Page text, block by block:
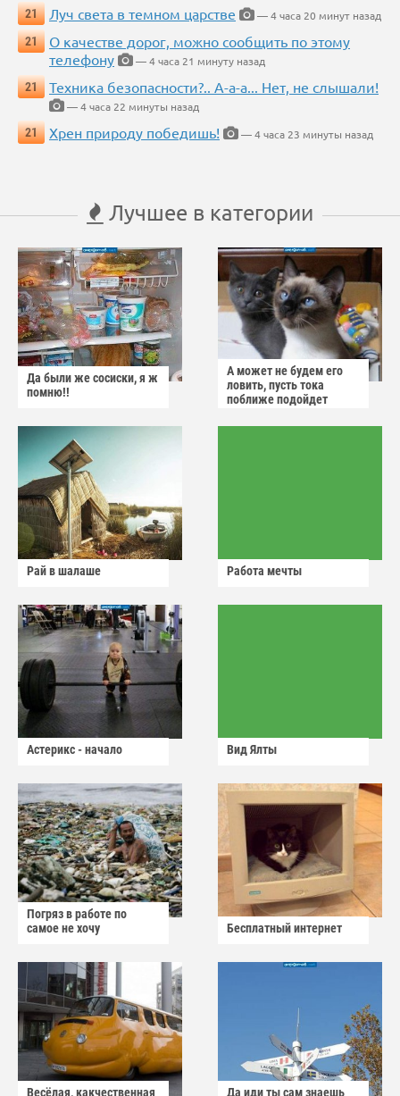
21
Луч света в темном царстве
— 4 часа 20 минут назад
21
О качестве дорог, можно сообщить по этому
телефону
— 4 часа 21 минуту назад
21
Техника безопасности?.. А-а-а... Нет, не слышали!
— 4 часа 22 минуты назад
21
Хрен природу победишь! — 4 часа 23 минуты назад
Лучшее в категории
Да были же сосиски, я ж
помню!!
А может не будем его
ловить, пусть тока
поближе подойдет
Рай в шалаше Работа мечты
Астерикс - начало Вид Ялты
Погряз в работе по
самое не хочу
Бесплатный интернет
Весёлая, какчественная Да иди ты сам знаешь